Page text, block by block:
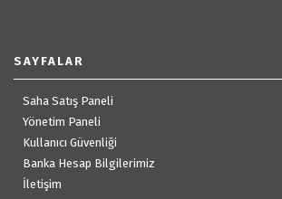
SAYFALAR
Saha Satış Paneli
Yönetim Paneli
Kullanıcı Güvenliği
Banka Hesap Bilgilerimiz
İletişim